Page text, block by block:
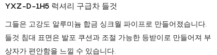
YXZ-D-1H5 럭셔리 구급차 들것
그들은 고강도 알루미늄 합금 싱크월 파이프로 만들어졌습니다.
들것 침대 표면은 발포 쿠션과 조절 가능한 등받이로 만들어져 부
상자가 편안함을 느낄 수 있습니다.